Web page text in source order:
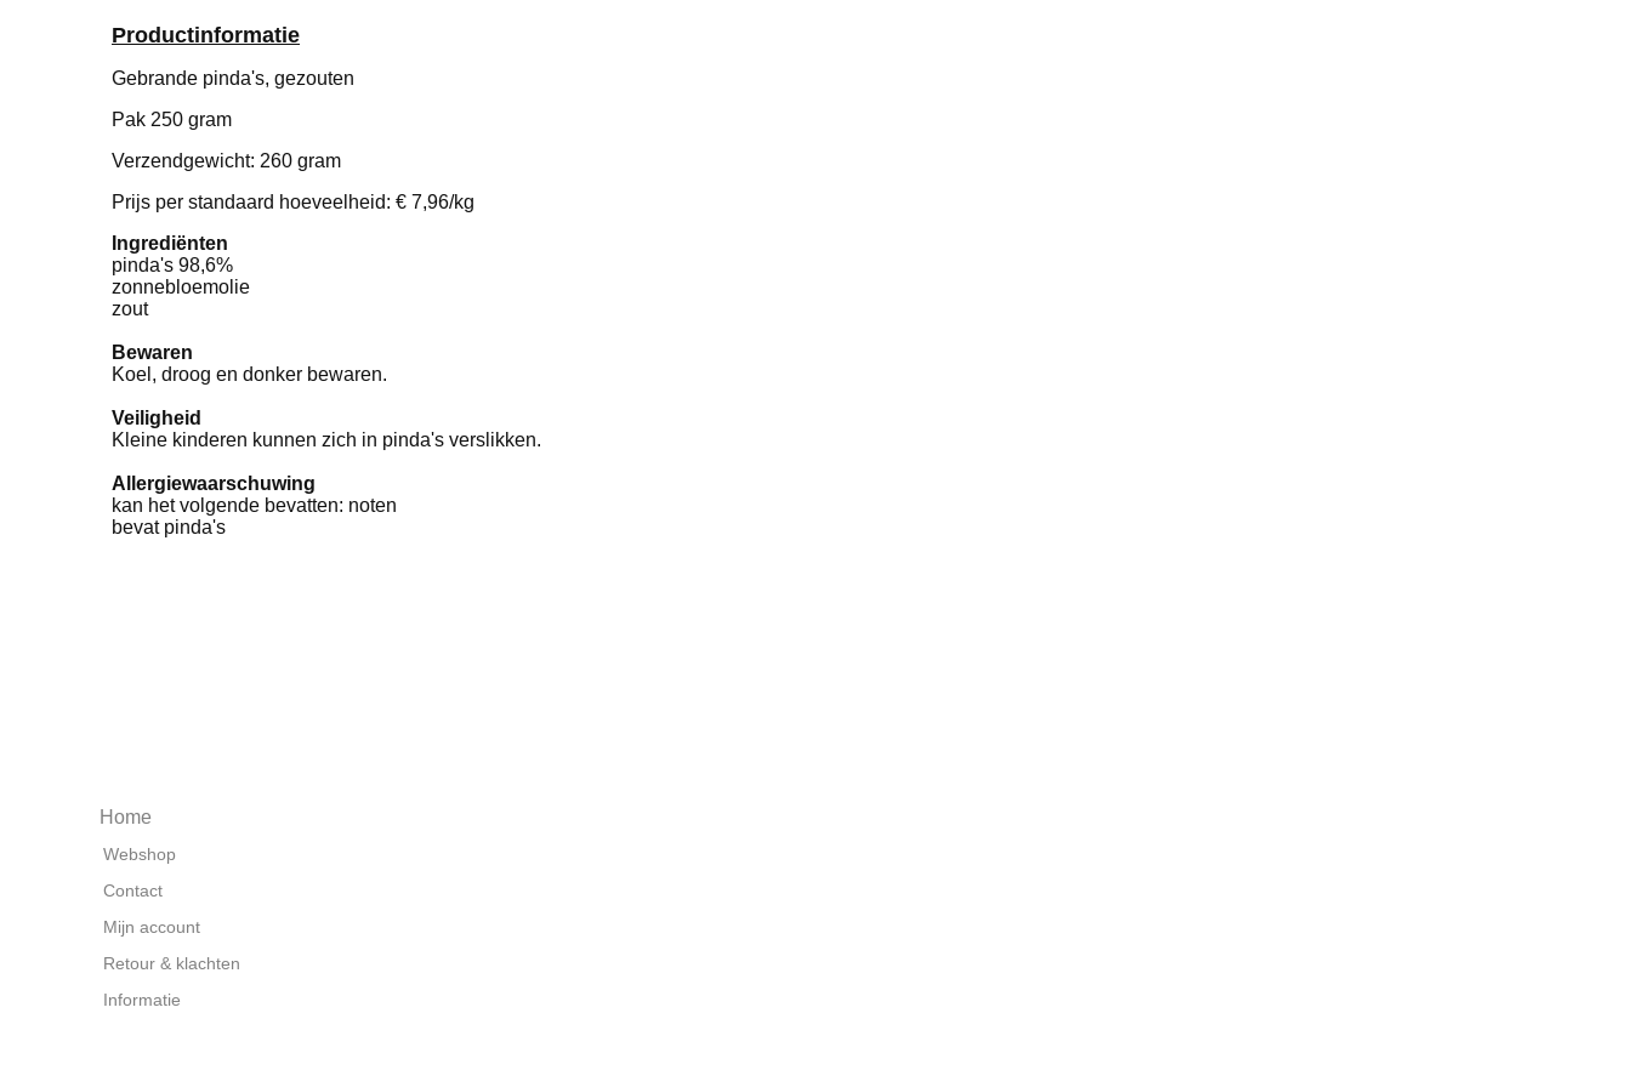
Productinformatie
Gebrande pinda's, gezouten
Pak 250 gram
Verzendgewicht: 260 gram
Prijs per standaard hoeveelheid: € 7,96/kg
Ingrediënten
pinda's 98,6%
zonnebloemolie
zout
Bewaren
Koel, droog en donker bewaren.
Veiligheid
Kleine kinderen kunnen zich in pinda's verslikken.
Allergiewaarschuwing
kan het volgende bevatten: noten
bevat pinda's
Home
Webshop
Contact
Mijn account
Retour & klachten
Informatie